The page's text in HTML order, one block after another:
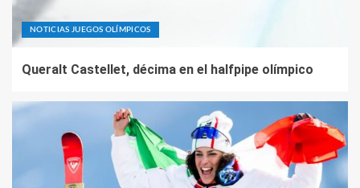
NOTICIAS JUEGOS OLÍMPICOS
Queralt Castellet, décima en el halfpipe olímpico